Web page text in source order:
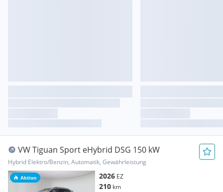
Aktion
VW Tiguan Sport eHybrid DSG 150 kW
Hybrid Elektro/Benzin, Automatik, Gewährleistung
2026 EZ
210 km